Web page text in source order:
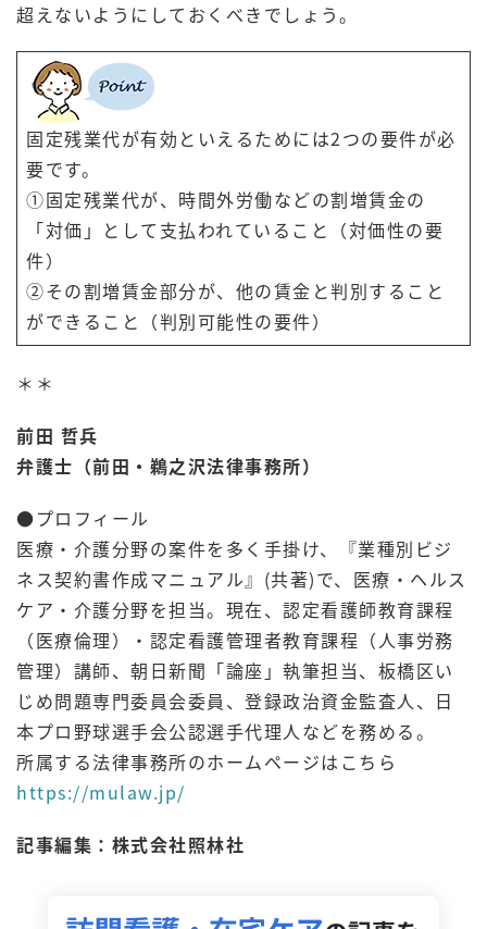
超えないようにしておくべきでしょう。
固定残業代が有効といえるためには2つの要件が必
要です。
①固定残業代が、時間外労働などの割増賃金の
「対価」として支払われていること（対価性の要
件）
②その割増賃金部分が、他の賃金と判別すること
ができること（判別可能性の要件）
＊＊
前田 哲兵
弁護士（前田・鵜之沢法律事務所）
●プロフィール
医療・介護分野の案件を多く手掛け、『業種別ビジ
ネス契約書作成マニュアル』(共著)で、医療・ヘルス
ケア・介護分野を担当。現在、認定看護師教育課程
（医療倫理）・認定看護管理者教育課程（人事労務
管理）講師、朝日新聞「論座」執筆担当、板橋区い
じめ問題専門委員会委員、登録政治資金監査人、日
本プロ野球選手会公認選手代理人などを務める。
所属する法律事務所のホームページはこちら
https://mulaw.jp/
記事編集：株式会社照林社